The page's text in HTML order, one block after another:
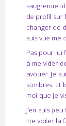
saugrenue
de profil sur
changer de
suis vue me
Pas pour lui
à me vider
avouer. Je
sombres. Et
moi que je
J’en suis
me voiler la